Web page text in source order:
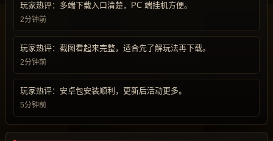
玩家热评：多端下载入口清楚，PC 端挂机方便。
2分钟前
玩家热评：截图看起来完整，适合先了解玩法再下载。
2分钟前
玩家热评：安卓包安装顺利，更新后活动更多。
5分钟前